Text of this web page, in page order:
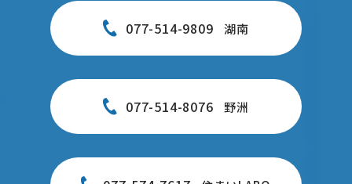
077-514-9809 湖南
077-514-8076 野洲